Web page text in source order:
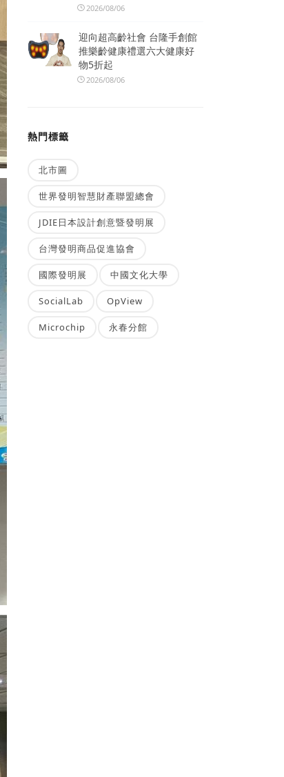
2026/08/06
迎向超高齡社會 台隆手創館
推樂齡健康禮選六大健康好
物5折起
2026/08/06
熱門標籤
北市圖
世界發明智慧財產聯盟總會
JDIE日本設計創意暨發明展
台灣發明商品促進協會
國際發明展 中國文化大學
SocialLab OpView
Microchip 永春分館